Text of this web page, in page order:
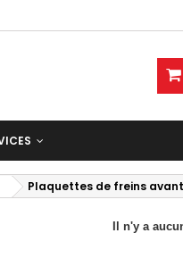
Plaquettes de freins avant
Il n'y a